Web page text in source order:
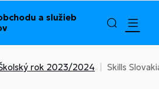
a služieb
rok 2023/2024 Skills